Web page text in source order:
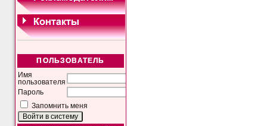
ПОЛЬЗОВАТЕЛЬ
Имя
пользователя
Пароль
Запомнить меня